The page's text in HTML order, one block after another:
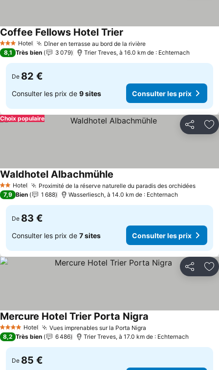
3 ÉtoilesHotel Dîner en terrasse au bord de la rivière
Coffee Fellows Hotel Trier
8,1 Très bien 3 079 Trier Treves, à 16.0 km de : Echternach
De 82 €
Consulter les prix de 9 sites Consulter les prix
Partager
Choix populaire
2 Étoiles
Hotel Proximité de la réserve naturelle du paradis des orchidées
Waldhotel Albachmühle
7,9 Bien 1 688 Wasserliesch, à 14.0 km de : Echternach
De 83 €
Consulter les prix de 7 sites Consulter les prix
Partager
4 Étoiles Hotel Vues imprenables sur la Porta Nigra
Mercure Hotel Trier Porta Nigra
8,2 Très bien 6 486 Trier Treves, à 17.0 km de : Echternach
De 85 €